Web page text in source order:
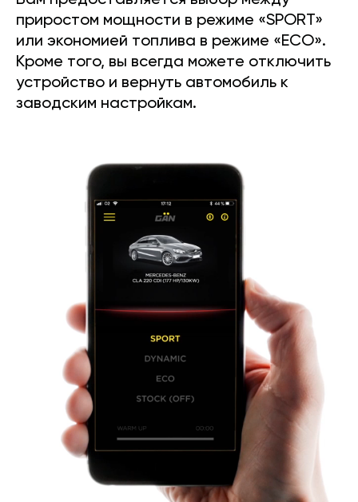
приростом мощности в режиме «SPORT»
или экономией топлива в режиме «ECO».
Кроме того, вы всегда можете отключить
устройство и вернуть автомобиль к
заводским настройкам.